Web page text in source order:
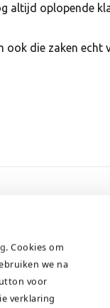
. Cookies om
we na
voor
verklaring
altijd oplopende
ook die zaken echt